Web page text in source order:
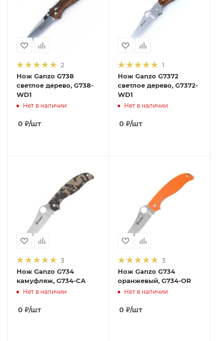
2
Нож Ganzo G738
светлое дерево, G738-
WD1
Нет в наличии
0 ₽/шт
1
Нож Ganzo G7372
светлое дерево, G7372-
WD1
Нет в наличии
0 ₽/шт
3
Нож Ganzo G734
камуфляж, G734-CA
Нет в наличии
0 ₽/шт
3
Нож Ganzo G734
оранжевый, G734-OR
Нет в наличии
0 ₽/шт